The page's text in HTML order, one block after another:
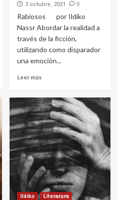
3 octubre, 2021 0
Rabiosos por Ildiko
Nassr Abordar la realidad a
través de la ficción,
utilizando como disparador
una emoción...
Leer más
Ildiko Literarura